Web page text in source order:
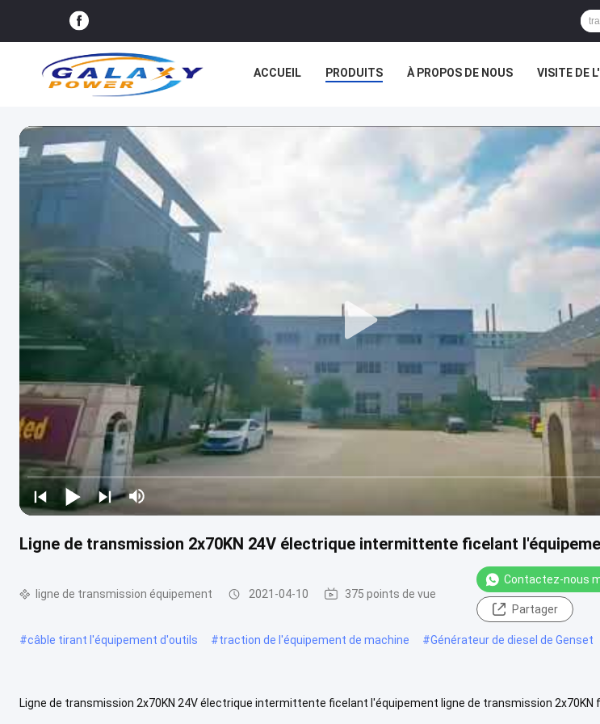
ACCUEIL PRODUITS À PROPOS DE NOUS VISITE DE
Ligne de transmission 2x70KN 24V électrique intermittente ficelant
ligne de transmission équipement 2021-04-10 375 points de vue
Contactez-nous
Partager
#câble tirant l'équipement d'outils #traction de l'équipement de machine #Générateur de diesel de Genset
Ligne de transmission 2x70KN 24V électrique intermittente ficelant l'équipement ligne de transmission 2x70KN